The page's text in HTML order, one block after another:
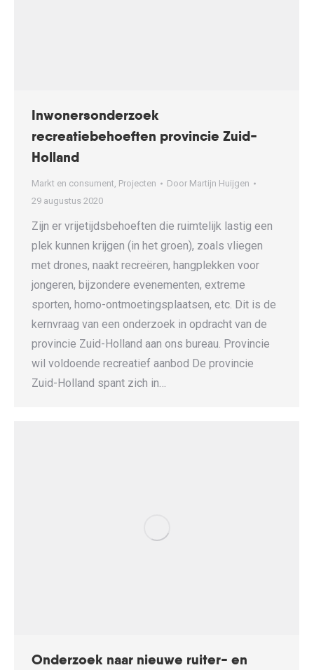
Inwonersonderzoek
recreatiebehoeften provincie Zuid-
Holland
Markt en consument, Projecten Door Martijn Huijgen
29 augustus 2020
Zijn er vrijetijdsbehoeften die ruimtelijk lastig een
plek kunnen krijgen (in het groen), zoals vliegen
met drones, naakt recreëren, hangplekken voor
jongeren, bijzondere evenementen, extreme
sporten, homo-ontmoetingsplaatsen, etc. Dit is de
kernvraag van een onderzoek in opdracht van de
provincie Zuid-Holland aan ons bureau. Provincie
wil voldoende recreatief aanbod De provincie
Zuid-Holland spant zich in…
Onderzoek naar nieuwe ruiter- en